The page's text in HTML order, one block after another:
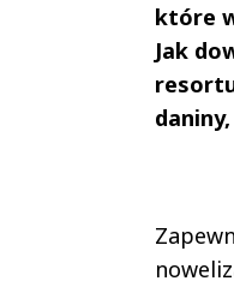
które
Jak